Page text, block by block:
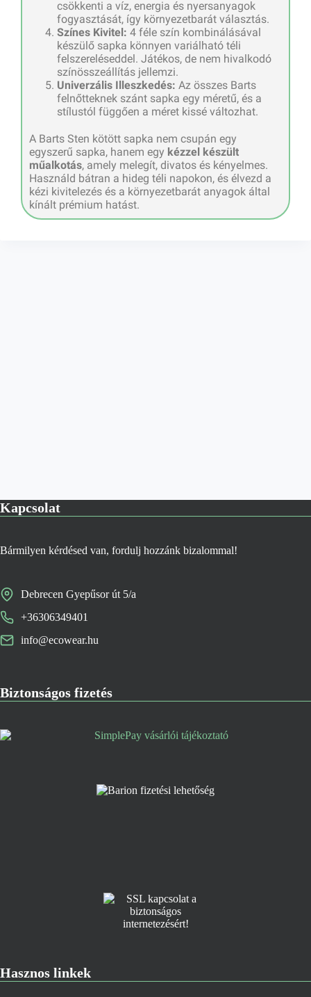
csökkenti a víz, energia és nyersanyagok
fogyasztását, így környezetbarát választás.
Színes Kivitel: 4 féle szín kombinálásával
készülő sapka könnyen variálható téli
felszereléseddel. Játékos, de nem hivalkodó
színösszeállítás jellemzi.
Univerzális Illeszkedés: Az összes Barts
felnőtteknek szánt sapka egy méretű, és a
stílustól függően a méret kissé változhat.
A Barts Sten kötött sapka nem csupán egy
egyszerű sapka, hanem egy kézzel készült
műalkotás, amely melegít, divatos és kényelmes.
Használd bátran a hideg téli napokon, és élvezd a
kézi kivitelezés és a környezetbarát anyagok által
kínált prémium hatást.
Kapcsolat
Bármilyen kérdésed van, fordulj hozzánk bizalommal!
Debrecen Gyepűsor út 5/a
+36306349401
info@ecowear.hu
Biztonságos fizetés
Hasznos linkek